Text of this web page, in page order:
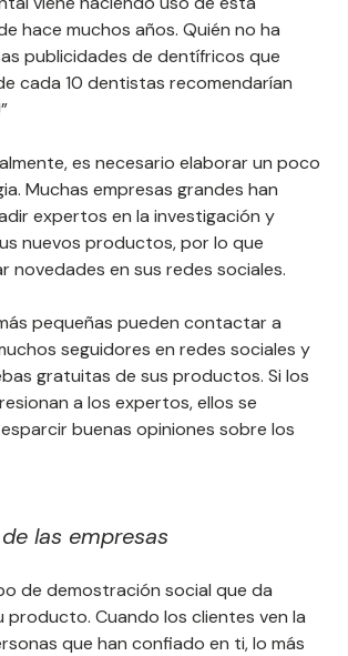
hace muchos años. Quién no ha
publicidades de dentífricos que
cada 10 dentistas recomendarían
es necesario elaborar un poco
Muchas empresas grandes han
expertos en la investigación y
nuevos productos, por lo que
novedades en sus redes sociales.
pequeñas pueden contactar a
seguidores en redes sociales y
gratuitas de sus productos. Si los
a los expertos, ellos se
buenas opiniones sobre los
las empresas
de demostración social que da
producto. Cuando los clientes ven la
que han confiado en ti, lo más